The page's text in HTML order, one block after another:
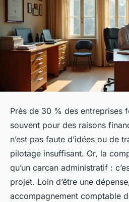
Près de 30 % des entreprises
souvent pour des raisons
n’est pas faute d’idées ou de
pilotage insuffisant. Or, la
qu’un carcan administratif :
projet. Loin d’être une
accompagnement comptable